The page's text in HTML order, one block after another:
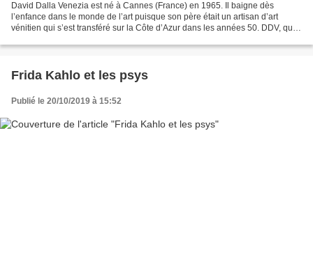
David Dalla Venezia est né à Cannes (France) en 1965. Il baigne dès
l’enfance dans le monde de l’art puisque son père était un artisan d’art
vénitien qui s’est transféré sur la Côte d’Azur dans les années 50. DDV, qui a
Frida Kahlo et les psys
Publié le 20/10/2019 à 15:52